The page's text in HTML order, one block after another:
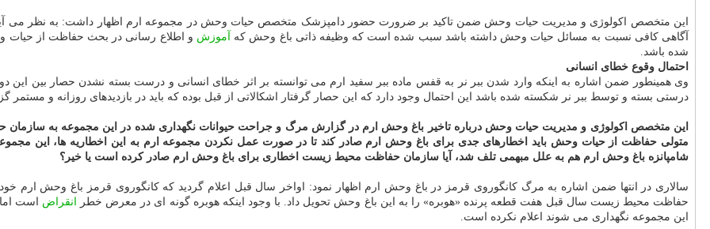
این متخصص اکولوژی و مدیریت حیات وحش ضمن تاکید بر ضرورت حضور دامپزشک متخصص حیات وحش در مجموعه ارم اظهار داشت: به نظر می
آگاهی کافی نسبت به مسائل حیات وحش داشته باشد سبب شده است که وظیفه ذاتی باغ وحش که آموزش و اطلاع رسانی در بحث حفاظت از حیات
شده باشد.
احتمال وقوع خطای انسانی
وی همینطور ضمن اشاره به اینکه وارد شدن ببر نر به قفس ماده ببر سفید ارم می توانسته بر اثر خطای انسانی و درست بسته نشدن حصار بین این
درستی بسته و توسط ببر نر شکسته شده باشد این احتمال وجود دارد که این حصار گرفتار اشکالاتی از قبل بوده که باید در بازدیدهای روزانه و
این متخصص اکولوژی و مدیریت حیات وحش درباره تاخیر باغ وحش ارم در گزارش مرگ و جراحت حیوانات نگهداری شده در این مجموعه به
متولی حفاظت از حیات وحش باید اخطارهای جدی برای باغ وحش ارم صادر کند تا در صورت عمل نکردن مجموعه ارم به این اخطاریه ها، این
شامپانزه باغ وحش ارم هم به علل مبهمی تلف شد، آیا سازمان حفاظت محیط زیست اخطاری برای باغ وحش ارم صادر کرده است یا خیر؟
سالاری در انتها ضمن اشاره به مرگ کانگوروی قرمز در باغ وحش ارم اظهار نمود: اواخر سال قبل اعلام گردید که کانگوروی قرمز باغ وحش
حفاظت محیط زیست سال قبل هفت قطعه پرنده «هوبره» را به این باغ وحش تحویل داد. با وجود اینکه هوبره گونه ای در معرض خطر انقراض است
این مجموعه نگهداری می شوند اعلام نکرده است.